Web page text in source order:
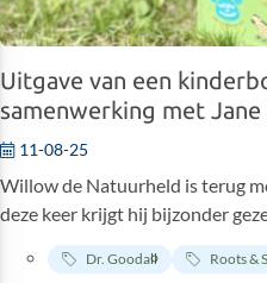
Uitgave van een
samenwerking met Jane
11-08-25
Willow de Natuurheld is terug
deze keer krijgt hij bijzonder
Jane Goodall, wereldberoemde
het onderzoek naar
Dr. Goodall Roots &